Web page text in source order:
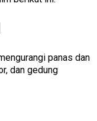
panas dan
dan gedung